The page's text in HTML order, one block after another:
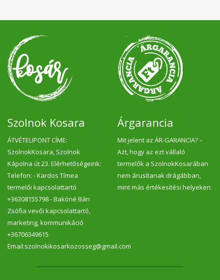
Szolnok Kosara
ÁTVÉTELIPONT CÍME:
SzolnokKosara, Szolnok
Kápolna út 23. Elérhetőségeink:
Telefon: - Kardos Tímea
termelői kapcsolattartó
+36308155798 - Bakóné Bán
Zsófia vevői kapcsolattartó,
marketing, kommunikáció
+36706349615
Email:szolnokikosarkozosseg@gmail.com
Árgarancia
Mit jelent az ÁR-GARANCIA? –
Azt, hogy az ezt vállaló
termelők a SzolnokKosarában
nem árusítanak drágábban,
mint más értékesítési helyeken.